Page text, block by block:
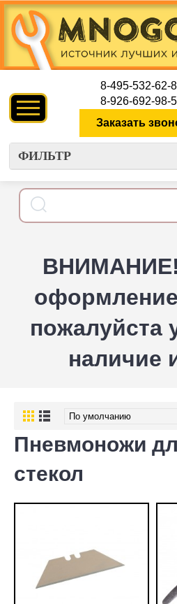
8-495-532-62-
8-926-692-98-
Заказать
ФИЛЬТР
пожалуйста
наличие
Пневмоножи
стекол